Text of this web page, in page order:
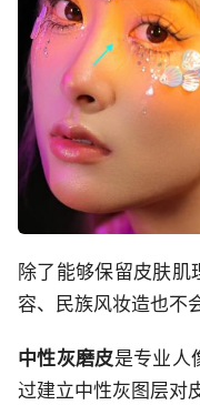
除了能够保留皮肤
容、民族风妆造也不
中性灰磨皮是专业人
过建立中性灰图层对